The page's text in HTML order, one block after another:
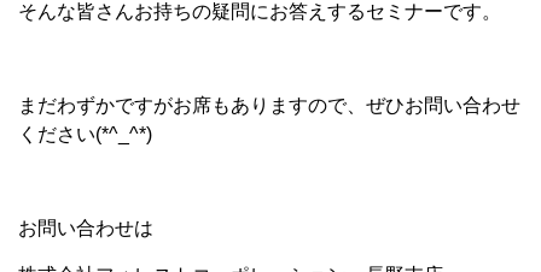
そんな皆さんお持ちの疑問にお答えするセミナーです。
まだわずかですがお席もありますので、ぜひお問い合わせ
ください(*^_^*)
お問い合わせは